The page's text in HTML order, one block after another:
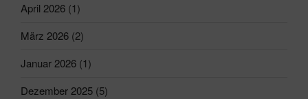
April 2026 (1)
März 2026 (2)
Januar 2026 (1)
Dezember 2025 (5)